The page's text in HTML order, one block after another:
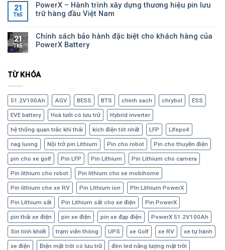
21
Th5
PowerX – Hành trình xây dựng thương hiệu pin lưu
trữ hàng đầu Việt Nam
21
Th5
Chính sách bảo hành đặc biệt cho khách hàng của
PowerX Battery
TỪ KHÓA
51.2V100Ah AGV BESS BTS chinh sach chrybol ESS
EVE battery Hoà lưới có lưu trữ Hybrid inverter
hệ thống quan trắc khí thải kích điện tôt nhất LFP Lifepo4
nag luong Nội trở pin Lithium Pin cho robot Pin cho thuyền điện
pin cho xe golf Pin LFP Pin Lithium Pin Lithium cho camera
Pin lithium cho robot Pin lithium cho xe mobihome
Pin lithium cho xe RV Pin Lithium ion PIn Lithium PowerX
Pin Lithium sắt Pin Lithium sắt cho xe điện Pin PowerX
pin thải xe điện pin xe điện pin xe đạp điện PowerX 51.2V100Ah
Sin tinh khiết trạm viễn thông UPS xe Golf xe RV xe tự hành
xe điện Điện mặt trời có lưu trữ đèn led năng lượng mặt trời